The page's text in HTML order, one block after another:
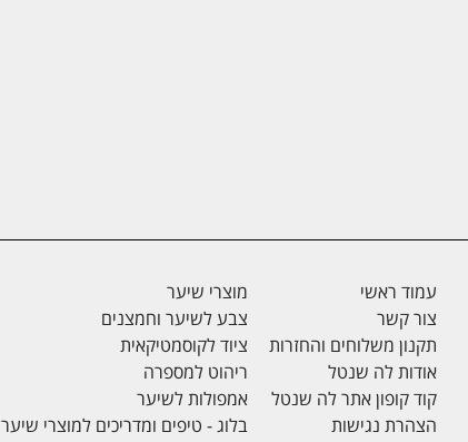
עמוד ראשי
צור קשר
תקנון משלוחים והחזרות
אודות לה שנטל
קוד קופון אתר לה שנטל
הצהרת נגישות
מוצרי שיער
צבע לשיער וחמצנים
ציוד לקוסמטיקאית
ריהוט למספרה
אמפולות לשיער
בלוג - טיפים ומדריכים למוצרי שיער